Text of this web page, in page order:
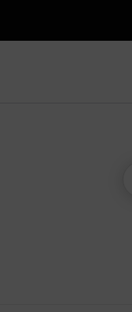
mit Suchwort